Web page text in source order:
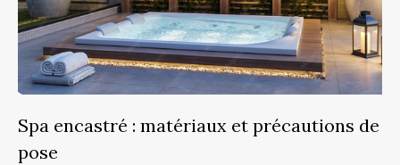
Spa encastré : matériaux et précautions de
pose